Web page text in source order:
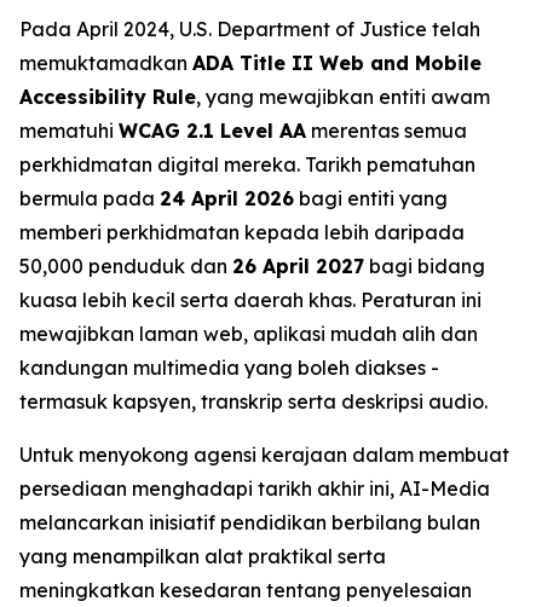
Pada April 2024, U.S. Department of Justice telah
memuktamadkan ADA Title II Web and Mobile
Accessibility Rule, yang mewajibkan entiti awam
mematuhi WCAG 2.1 Level AA merentas semua
perkhidmatan digital mereka. Tarikh pematuhan
bermula pada 24 April 2026 bagi entiti yang
memberi perkhidmatan kepada lebih daripada
50,000 penduduk dan 26 April 2027 bagi bidang
kuasa lebih kecil serta daerah khas. Peraturan ini
mewajibkan laman web, aplikasi mudah alih dan
kandungan multimedia yang boleh diakses -
termasuk kapsyen, transkrip serta deskripsi audio.
Untuk menyokong agensi kerajaan dalam membuat
persediaan menghadapi tarikh akhir ini, AI-Media
melancarkan inisiatif pendidikan berbilang bulan
yang menampilkan alat praktikal serta
meningkatkan kesedaran tentang penyelesaian